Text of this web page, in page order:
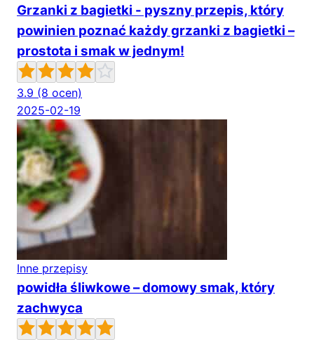
Grzanki z bagietki - pyszny przepis, który
powinien poznać każdy grzanki z bagietki –
prostota i smak w jednym!
3.9 (8 ocen)
2025-02-19
Inne przepisy
powidła śliwkowe – domowy smak, który
zachwyca